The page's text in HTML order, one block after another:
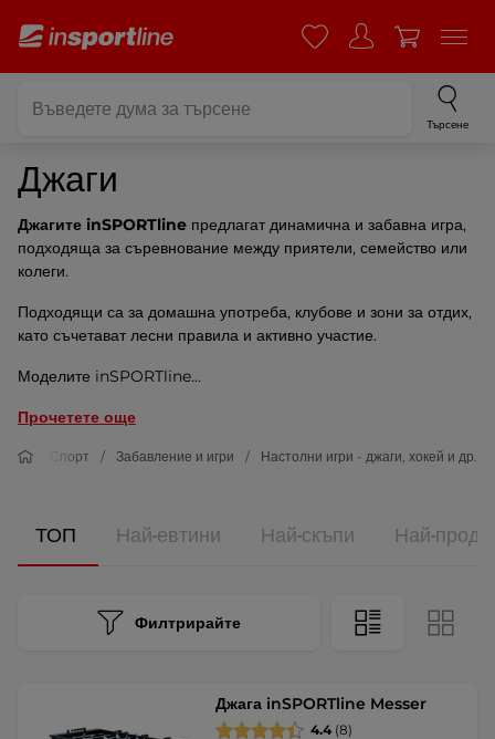
Търсене
Джаги
Джагите inSPORTline предлагат динамична и забавна игра,
подходяща за съревнование между приятели, семейство или
колеги.
Подходящи са за домашна употреба, клубове и зони за отдих,
като съчетават лесни правила и активно участие.
Моделите inSPORTline...
Прочетете още
Спорт Забавление и игри Настолни игри - джаги, хокей и др.
ТОП Най-евтини Най-скъпи Най-
Филтрирайте
Джага inSPORTline Messer
4.4 (8)